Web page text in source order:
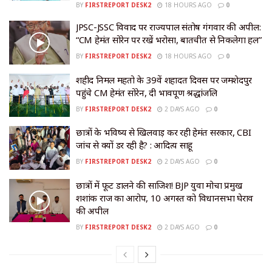
BY FIRSTREPORT DESK2 18 HOURS AGO 0
JPSC-JSSC विवाद पर राज्यपाल संतोष गंगवार की अपील:
“CM हेमंत सोरेन पर रखें भरोसा, बातचीत से निकलेगा हल”
BY FIRSTREPORT DESK2 18 HOURS AGO 0
शहीद निर्मल महतो के 39वें शहादत दिवस पर जमशेदपुर
पहुंचे CM हेमंत सोरेन, दी भावपूर्ण श्रद्धांजलि
BY FIRSTREPORT DESK2 2 DAYS AGO 0
छात्रों के भविष्य से खिलवाड़ कर रही हेमंत सरकार, CBI
जांच से क्यों डर रही है? : आदित्य साहू
BY FIRSTREPORT DESK2 2 DAYS AGO 0
छात्रों में फूट डालने की साजिश! BJP युवा मोर्चा प्रमुख
शशांक राज का आरोप, 10 अगस्त को विधानसभा घेराव
की अपील
BY FIRSTREPORT DESK2 2 DAYS AGO 0